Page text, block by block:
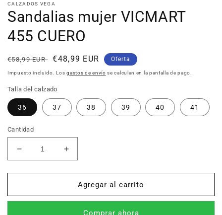
una
ventana
modal
CALZADOS VEGA
Sandalias mujer VICMART
455 CUERO
Precio
habitual
€58,99 EUR
Precio
de
€48,99 EUR Oferta
Impuesto incluido. Losgastos de envío se calculan en la pantalla de pago.
Talla del calzado
36 37 38 39 40 41
Cantidad
Reducir
cantidad
para
mujer
Aumentar
cantidad
para
Sandalias
mujer
Agregar al carrito
Comprar ahora